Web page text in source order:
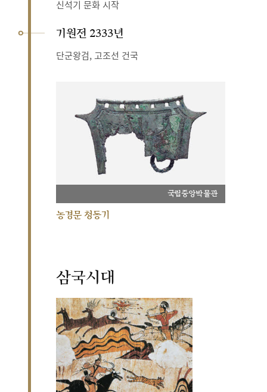
신석기 문화 시작
기원전 2333년
단군왕검, 고조선 건국
국립중앙박물관
농경문 청동기
삼국시대